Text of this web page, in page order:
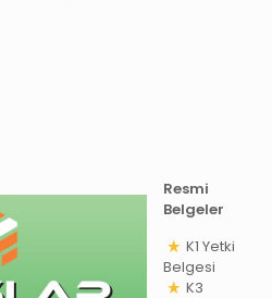
Resmi
Belgeler
K1 Yetki
Belgesi
K3